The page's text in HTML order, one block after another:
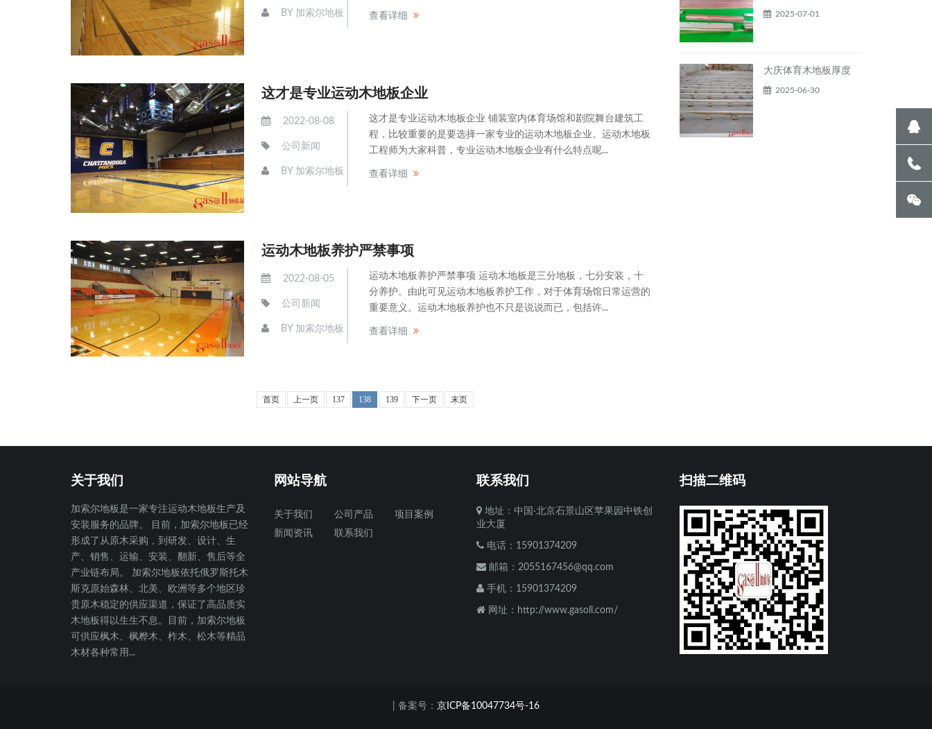
BY 加索尔地板 查看详细
这才是专业运动木地板企业
2022-08-08
公司新闻
BY 加索尔地板
这才是专业运动木地板企业 铺装室内体育场馆和剧院舞台建筑工
程，比较重要的是要选择一家专业的运动木地板企业。运动木地板
工程师为大家科普，专业运动木地板企业有什么特点呢...
查看详细
运动木地板养护严禁事项
2022-08-05
公司新闻
BY 加索尔地板
运动木地板养护严禁事项 运动木地板是三分地板，七分安装，十
分养护。由此可见运动木地板养护工作，对于体育场馆日常运营的
重要意义。运动木地板养护也不只是说说而已，包括许...
查看详细
首页 上一页 137 138 139 下一页 末页
2025-07-01
大庆体育木地板厚度
2025-06-30
关于我们
加索尔地板是一家专注运动木地板生产及
安装服务的品牌。 目前，加索尔地板已经
形成了从原木采购，到研发、设计、生
产、销售、运输、安装、翻新、售后等全
产业链布局。 加索尔地板依托俄罗斯托木
斯克原始森林、北美、欧洲等多个地区珍
贵原木稳定的供应渠道，保证了高品质实
木地板得以生生不息。目前，加索尔地板
可供应枫木、枫桦木、柞木、松木等精品
木材各种常用...
网站导航
关于我们 公司产品
项目案例
新闻资讯
联系我们
联系我们
地址：中国·北京石景山区苹果园中铁创
业大厦
电话：15901374209
邮箱： 2055167456@qq.com
手机：15901374209
网址：http://www.gasoll.com/
扫描二维码
| 备案号： 京ICP备10047734号-16